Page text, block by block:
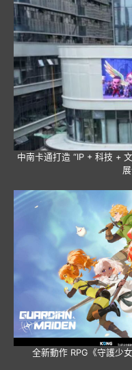
中南卡通打造 “IP + 科技 +
全新動作 RPG《守護少